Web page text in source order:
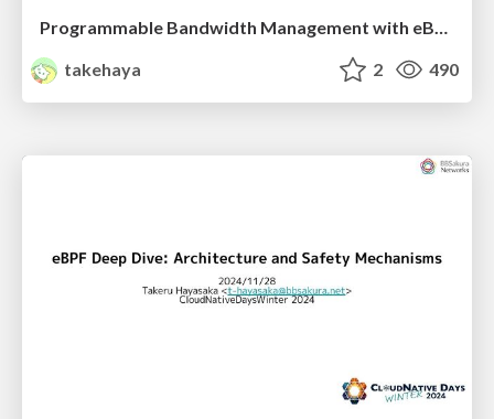
Programmable Bandwidth Management with eBPF
takehaya
2 490